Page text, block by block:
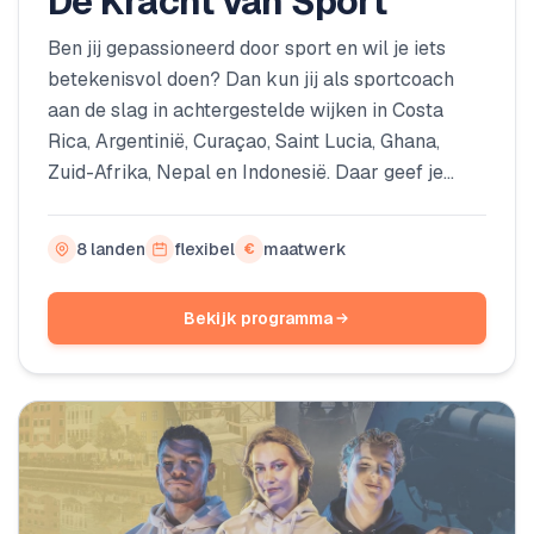
Ben jij gepassioneerd door sport en wil je iets
betekenisvol doen? Dan kun jij als sportcoach
aan de slag in achtergestelde wijken in Costa
Rica, Argentinië, Curaçao, Saint Lucia, Ghana,
Zuid-Afrika, Nepal en Indonesië. Daar geef je
geen toegang hebben tot sportactiviteiten. Als je
veel vrije tijd hebt in een tussenjaar, bieden wij je
de kans om niet alleen een geweldige, maar
vooral een leerzame ervaring op te doen.
8 landen flexibel € maatwerk
Bekijk programma